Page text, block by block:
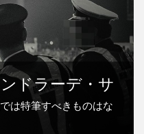
ドラーデ・サ
は特筆すべきものはな